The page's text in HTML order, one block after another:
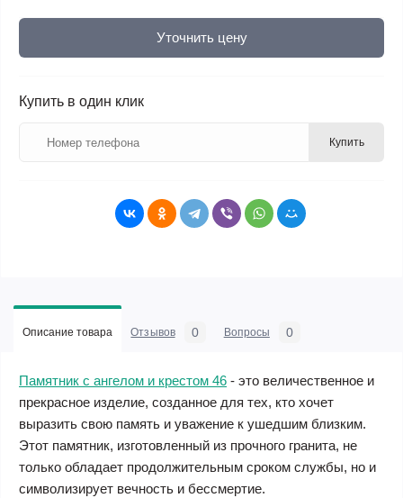
Уточнить цену
Купить в один клик
Купить
Описание товара Отзывов 0 Вопросы 0
Памятник с ангелом и крестом 46 - это величественное и
прекрасное изделие, созданное для тех, кто хочет
выразить свою память и уважение к ушедшим близким.
Этот памятник, изготовленный из прочного гранита, не
только обладает продолжительным сроком службы, но и
символизирует вечность и бессмертие.